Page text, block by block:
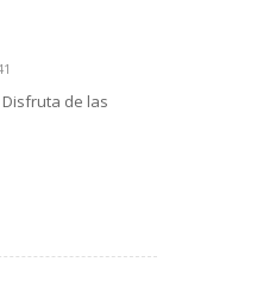
de las